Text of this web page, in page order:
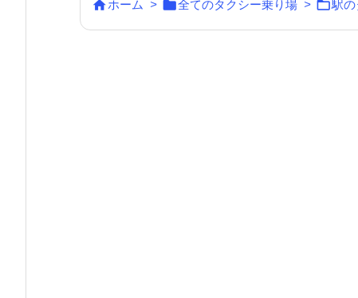
ホーム > 全てのタクシー乗り場 > 駅